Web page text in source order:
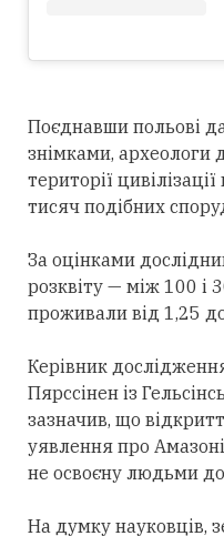
Поєднавши польові
знімками, археологи
території
тисяч подібних
За оцінками
розквіту — між 100 і
проживали від 1,25
Керівник
Пярссінен із
зазначив, що
уявлення про
не освоєну людьми
На думку науковців,